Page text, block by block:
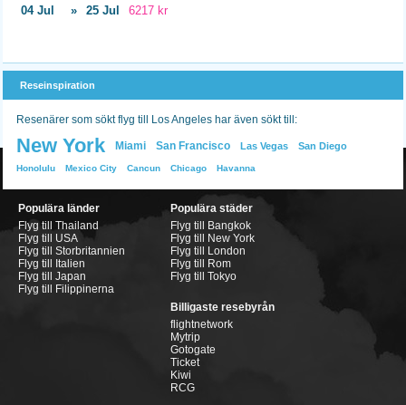
04 Jul » 25 Jul 6217 kr
Reseinspiration
Resenärer som sökt flyg till Los Angeles har även sökt till:
New York Miami San Francisco Las Vegas San Diego
Honolulu Mexico City Cancun Chicago Havanna
Populära länder
Flyg till Thailand
Flyg till USA
Flyg till Storbritannien
Flyg till Italien
Flyg till Japan
Flyg till Filippinerna
Populära städer
Flyg till Bangkok
Flyg till New York
Flyg till London
Flyg till Rom
Flyg till Tokyo
Billigaste resebyrån
flightnetwork
Mytrip
Gotogate
Ticket
Kiwi
RCG